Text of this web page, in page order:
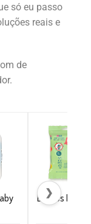
só eu passo
reais e
de
Lenços Repellik
❯